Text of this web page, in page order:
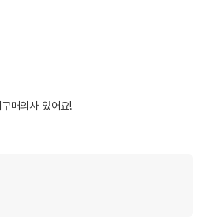
매의사 있어요!